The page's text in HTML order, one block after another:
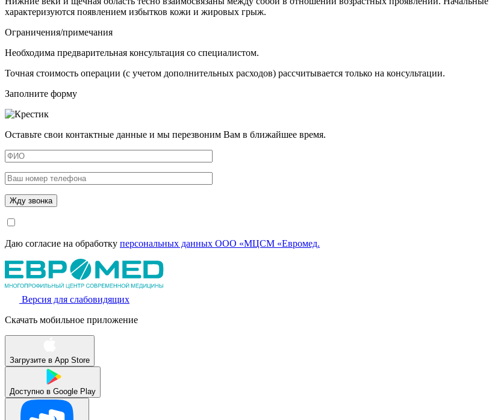
характеризуются появлением избытков кожи и жировых грыж.
Ограничения/примечания
Необходима предварительная консультация со специалистом.
Точная стоимость операции (с учетом дополнительных расходов) рассчитывается только на консультации.
Заполните форму
Оставьте свои контактные данные и мы перезвоним Вам в ближайшее время.
Даю согласие на обработку персональных данных ООО «МЦСМ «Евромед.
Версия для слабовидящих
Скачать мобильное приложение
Загрузите в App Store
Доступно в Google Play